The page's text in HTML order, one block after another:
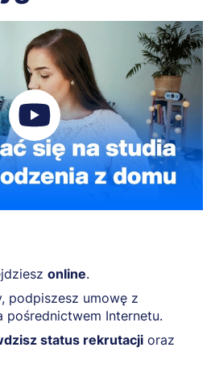
online.
podpiszesz umowę z
pośrednictwem Internetu.
status rekrutacji oraz